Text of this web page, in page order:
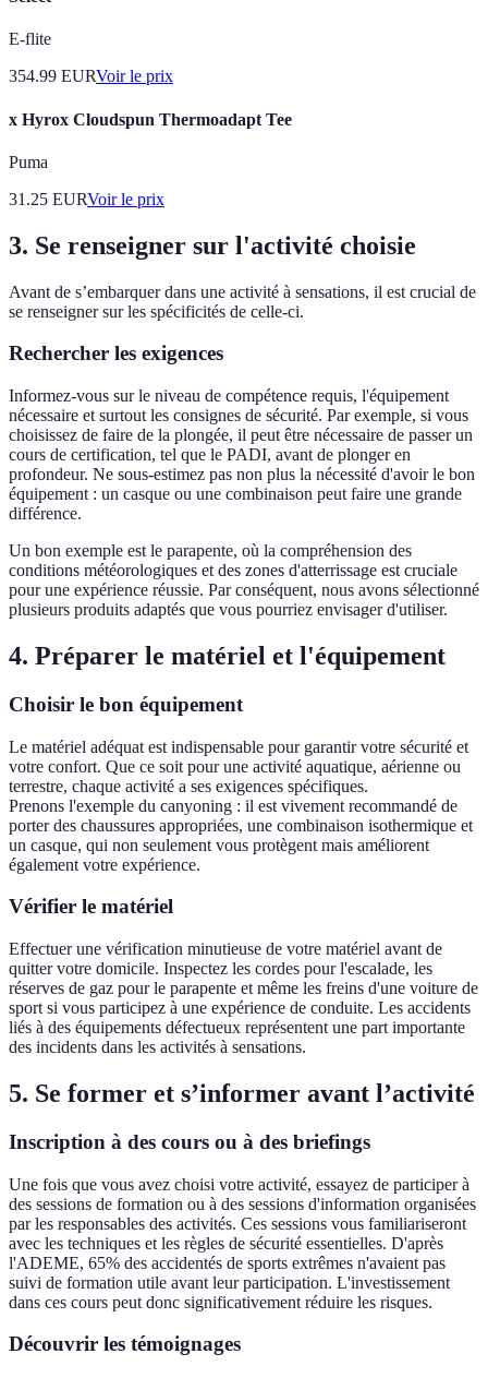
E-flite
354.99 EURVoir le prix
x Hyrox Cloudspun Thermoadapt Tee
Puma
31.25 EURVoir le prix
3. Se renseigner sur l'activité choisie
Avant de s’embarquer dans une activité à sensations, il est crucial de
se renseigner sur les spécificités de celle-ci.
Rechercher les exigences
Informez-vous sur le niveau de compétence requis, l'équipement
nécessaire et surtout les consignes de sécurité. Par exemple, si vous
choisissez de faire de la plongée, il peut être nécessaire de passer un
cours de certification, tel que le PADI, avant de plonger en
profondeur. Ne sous-estimez pas non plus la nécessité d'avoir le bon
équipement : un casque ou une combinaison peut faire une grande
différence.
Un bon exemple est le parapente, où la compréhension des
conditions météorologiques et des zones d'atterrissage est cruciale
pour une expérience réussie. Par conséquent, nous avons sélectionné
plusieurs produits adaptés que vous pourriez envisager d'utiliser.
4. Préparer le matériel et l'équipement
Choisir le bon équipement
Le matériel adéquat est indispensable pour garantir votre sécurité et
votre confort. Que ce soit pour une activité aquatique, aérienne ou
terrestre, chaque activité a ses exigences spécifiques.
Prenons l'exemple du canyoning : il est vivement recommandé de
porter des chaussures appropriées, une combinaison isothermique et
un casque, qui non seulement vous protègent mais améliorent
également votre expérience.
Vérifier le matériel
Effectuer une vérification minutieuse de votre matériel avant de
quitter votre domicile. Inspectez les cordes pour l'escalade, les
réserves de gaz pour le parapente et même les freins d'une voiture de
sport si vous participez à une expérience de conduite. Les accidents
liés à des équipements défectueux représentent une part importante
des incidents dans les activités à sensations.
5. Se former et s’informer avant l’activité
Inscription à des cours ou à des briefings
Une fois que vous avez choisi votre activité, essayez de participer à
des sessions de formation ou à des sessions d'information organisées
par les responsables des activités. Ces sessions vous familiariseront
avec les techniques et les règles de sécurité essentielles. D'après
l'ADEME, 65% des accidentés de sports extrêmes n'avaient pas
suivi de formation utile avant leur participation. L'investissement
dans ces cours peut donc significativement réduire les risques.
Découvrir les témoignages